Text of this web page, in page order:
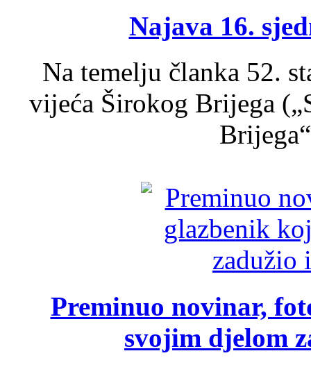
Najava 16.
Na temelju članka 52.
vijeća Širokog Brijega
Preminuo novinar,
svojim djelom